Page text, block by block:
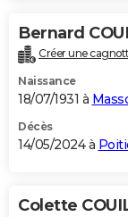
Bernard
Créer une
Naissance
18/07/1931 à
Décès
14/05/2024 à
Colette